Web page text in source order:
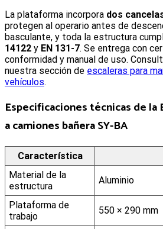
La plataforma incorpora dos
protegen al operario antes de
basculante, y toda la estructura
14122 y EN 131-7. Se entrega con
conformidad y manual de uso.
nuestra sección de escaleras para
vehículos.
Especificaciones técnicas de la
a camiones bañera SY-BA
Característica
Material de la
estructura
Aluminio
Plataforma de
trabajo
550 × 290 mm